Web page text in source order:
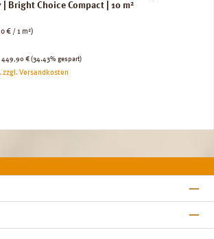
Bright Choice Compact | 10 m²
€ / 1 m²)
Regulärer Preis:
449,90 € (34.43% gespart)
zzgl. Versandkosten